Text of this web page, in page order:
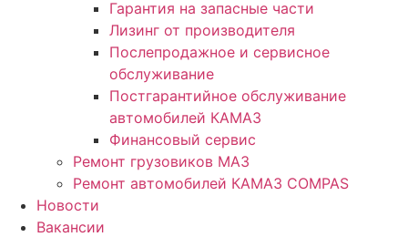
Гарантия на запасные части
Лизинг от производителя
Послепродажное и сервисное
обслуживание
Постгарантийное обслуживание
автомобилей КАМАЗ
Финансовый сервис
Ремонт грузовиков МАЗ
Ремонт автомобилей КАМАЗ COMPAS
Новости
Вакансии